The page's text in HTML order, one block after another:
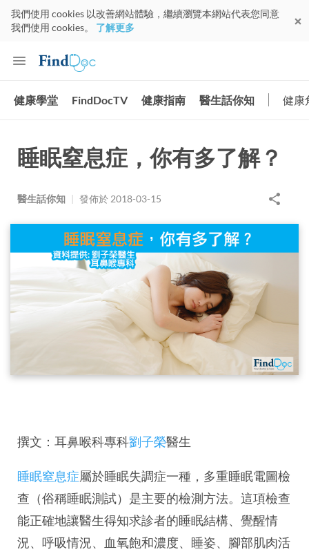
我們使用 cookies 以改善網站體驗，繼續瀏覽本網站代表您同意
我們使用 cookies。 了解更多
健康學堂 FindDocTV 健康指南 醫生話你知 健康
睡眠窒息症，你有多了解？
醫生話你知 | 發佈於 2018-03-15
撰文：耳鼻喉科專科劉子榮醫生
睡眠窒息症屬於睡眠失調症一種，多重睡眠電圖檢
查（俗稱睡眠測試）是主要的檢測方法。這項檢查
能正確地讓醫生得知求診者的睡眠結構、覺醒情
況、呼吸情況、血氧飽和濃度、睡姿、腳部肌肉活